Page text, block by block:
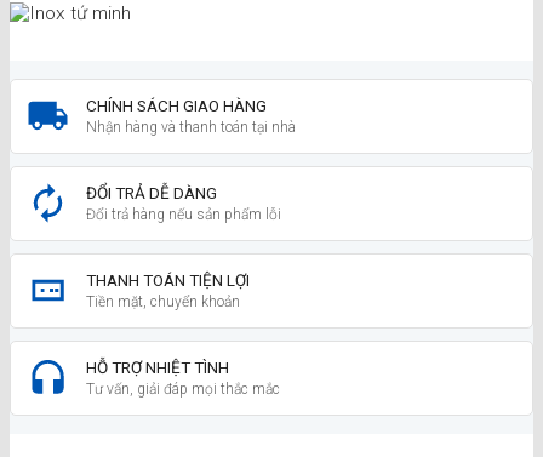
CHÍNH SÁCH GIAO HÀNG
Nhận hàng và thanh toán tại nhà
ĐỔI TRẢ DỄ DÀNG
Đổi trả hàng nếu sản phẩm lỗi
THANH TOÁN TIỆN LỢI
Tiền mặt, chuyển khoản
HỖ TRỢ NHIỆT TÌNH
Tư vấn, giải đáp mọi thắc mắc